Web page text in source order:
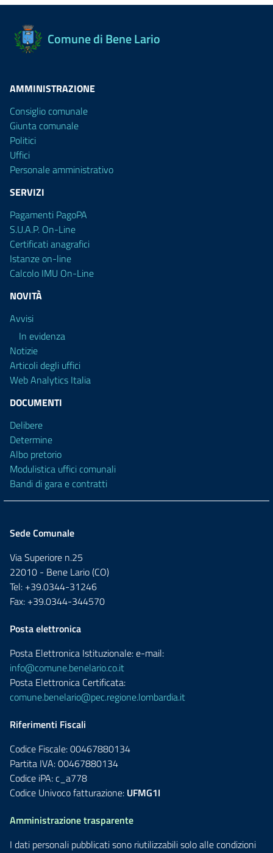
Comune di Bene Lario
AMMINISTRAZIONE
Consiglio comunale
Giunta comunale
Politici
Uffici
Personale amministrativo
SERVIZI
Pagamenti PagoPA
S.U.A.P. On-Line
Certificati anagrafici
Istanze on-line
Calcolo IMU On-Line
NOVITÀ
Avvisi
In evidenza
Notizie
Articoli degli uffici
Web Analytics Italia
DOCUMENTI
Delibere
Determine
Albo pretorio
Modulistica uffici comunali
Bandi di gara e contratti
Sede Comunale
Via Superiore n.25
22010 - Bene Lario (CO)
Tel: +39.0344-31246
Fax: +39.0344-344570
Posta elettronica
Posta Elettronica Istituzionale: e-mail:
info@comune.benelario.co.it
Posta Elettronica Certificata:
comune.benelario@pec.regione.lombardia.it
Riferimenti Fiscali
Codice Fiscale: 00467880134
Partita IVA: 00467880134
Codice iPA: c_a778
Codice Univoco fatturazione: UFMG1I
Amministrazione trasparente
I dati personali pubblicati sono riutilizzabili solo alle condizioni